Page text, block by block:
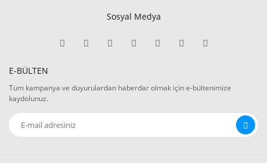
Sosyal Medya
E-BÜLTEN
Tüm kampanya ve duyurulardan haberdar olmak için e-bültenimize
kaydolunuz.